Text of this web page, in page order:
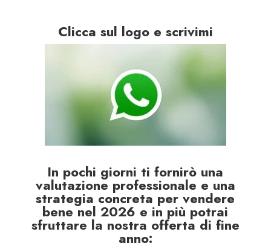
Clicca sul logo e scrivimi
In pochi giorni ti fornirò una
valutazione professionale e una
strategia concreta per vendere
bene nel 2026 e in più potrai
sfruttare la nostra offerta di fine
anno: